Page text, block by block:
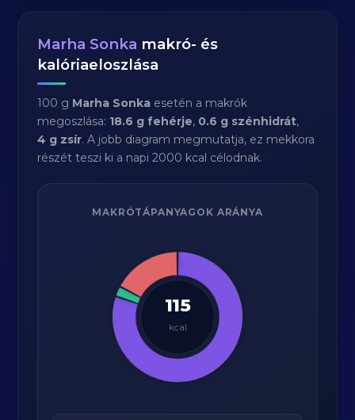
Marha Sonka makró- és
kalóriaeloszlása
100 g Marha Sonka esetén a makrók
megoszlása: 18.6 g fehérje, 0.6 g szénhidrát,
4 g zsír. A jobb diagram megmutatja, ez mekkora
részét teszi ki a napi 2000 kcal célodnak.
MAKRÓTÁPANYAGOK ARÁNYA
115
kcal